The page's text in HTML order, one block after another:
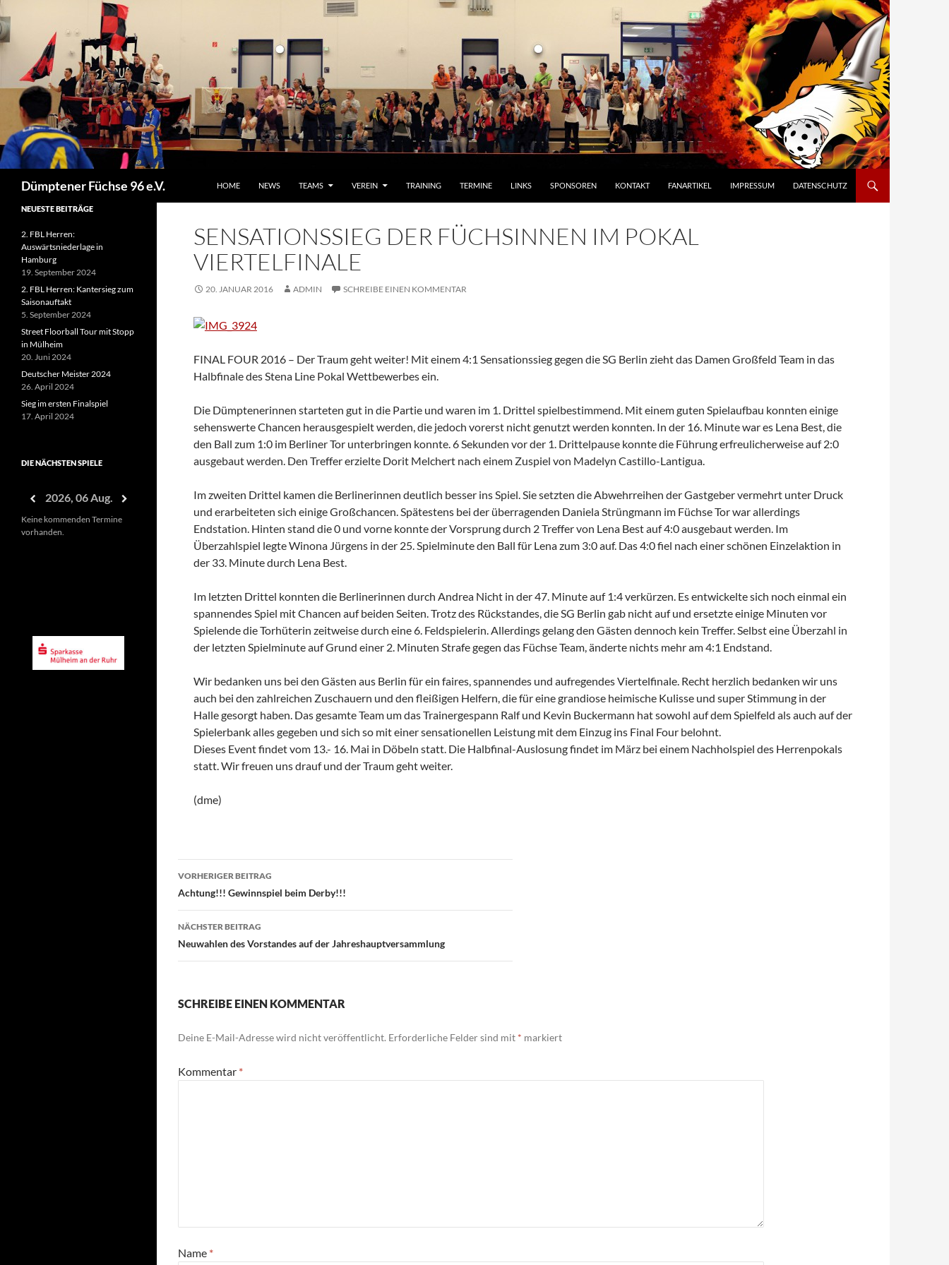
Dümptener Füchse 96 e.V.
HOME
NEWS TEAMS VEREIN TRAINING TERMINE LINKS SPONSOREN KONTAKT FANARTIKEL IMPRESSUM DATENSCHUTZ
SENSATIONSSIEG DER FÜCHSINNEN IM POKAL
VIERTELFINALE
20. JANUAR 2016 ADMIN SCHREIBE EINEN KOMMENTAR
FINAL FOUR 2016 – Der Traum geht weiter! Mit einem 4:1 Sensationssieg gegen die SG Berlin zieht das Damen Großfeld Team in das
Halbfinale des Stena Line Pokal Wettbewerbes ein.
Die Dümptenerinnen starteten gut in die Partie und waren im 1. Drittel spielbestimmend. Mit einem guten Spielaufbau konnten einige
sehenswerte Chancen herausgespielt werden, die jedoch vorerst nicht genutzt werden konnten. In der 16. Minute war es Lena Best, die
den Ball zum 1:0 im Berliner Tor unterbringen konnte. 6 Sekunden vor der 1. Drittelpause konnte die Führung erfreulicherweise auf 2:0
ausgebaut werden. Den Treffer erzielte Dorit Melchert nach einem Zuspiel von Madelyn Castillo-Lantigua.
Im zweiten Drittel kamen die Berlinerinnen deutlich besser ins Spiel. Sie setzten die Abwehrreihen der Gastgeber vermehrt unter Druck
und erarbeiteten sich einige Großchancen. Spätestens bei der überragenden Daniela Strüngmann im Füchse Tor war allerdings
Endstation. Hinten stand die 0 und vorne konnte der Vorsprung durch 2 Treffer von Lena Best auf 4:0 ausgebaut werden. Im
Überzahlspiel legte Winona Jürgens in der 25. Spielminute den Ball für Lena zum 3:0 auf. Das 4:0 fiel nach einer schönen Einzelaktion in
der 33. Minute durch Lena Best.
Im letzten Drittel konnten die Berlinerinnen durch Andrea Nicht in der 47. Minute auf 1:4 verkürzen. Es entwickelte sich noch einmal ein
spannendes Spiel mit Chancen auf beiden Seiten. Trotz des Rückstandes, die SG Berlin gab nicht auf und ersetzte einige Minuten vor
Spielende die Torhüterin zeitweise durch eine 6. Feldspielerin. Allerdings gelang den Gästen dennoch kein Treffer. Selbst eine Überzahl in
der letzten Spielminute auf Grund einer 2. Minuten Strafe gegen das Füchse Team, änderte nichts mehr am 4:1 Endstand.
Wir bedanken uns bei den Gästen aus Berlin für ein faires, spannendes und aufregendes Viertelfinale. Recht herzlich bedanken wir uns
auch bei den zahlreichen Zuschauern und den fleißigen Helfern, die für eine grandiose heimische Kulisse und super Stimmung in der
Halle gesorgt haben. Das gesamte Team um das Trainergespann Ralf und Kevin Buckermann hat sowohl auf dem Spielfeld als auch auf der
Spielerbank alles gegeben und sich so mit einer sensationellen Leistung mit dem Einzug ins Final Four belohnt.
Dieses Event findet vom 13.- 16. Mai in Döbeln statt. Die Halbfinal-Auslosung findet im März bei einem Nachholspiel des Herrenpokals
statt. Wir freuen uns drauf und der Traum geht weiter.
(dme)
Beitragsnavigation
VORHERIGER BEITRAG
Achtung!!! Gewinnspiel beim Derby!!!
NÄCHSTER BEITRAG
Neuwahlen des Vorstandes auf der Jahreshauptversammlung
SCHREIBE EINEN KOMMENTAR
Deine E-Mail-Adresse wird nicht veröffentlicht. Erforderliche Felder sind mit * markiert
Kommentar *
Name *
NEUESTE BEITRÄGE
2. FBL Herren:
Auswärtsniederlage in
Hamburg
19. September 2024
2. FBL Herren: Kantersieg zum
Saisonauftakt
5. September 2024
Street Floorball Tour mit Stopp
in Mülheim
20. Juni 2024
Deutscher Meister 2024
26. April 2024
Sieg im ersten Finalspiel
17. April 2024
DIE NÄCHSTEN SPIELE
2026, 06 Aug.
Keine kommenden Termine
vorhanden.